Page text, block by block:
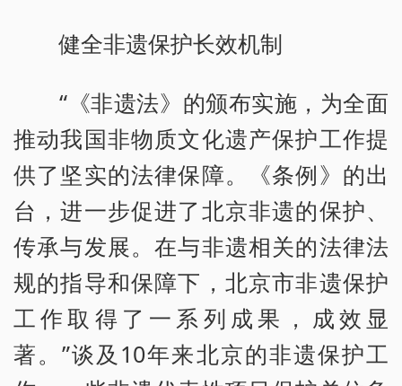
健全非遗保护长效机制
“《非遗法》的颁布实施，为全面
推动我国非物质文化遗产保护工作提
供了坚实的法律保障。《条例》的出
台，进一步促进了北京非遗的保护、
传承与发展。在与非遗相关的法律法
规的指导和保障下，北京市非遗保护
工作取得了一系列成果，成效显
著。”谈及10年来北京的非遗保护工